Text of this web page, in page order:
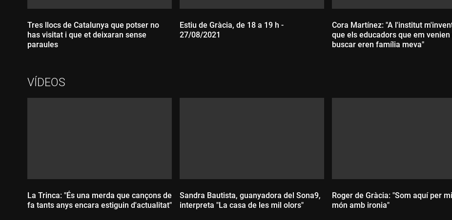
Tres llocs de Catalunya que potser no
has visitat i que et deixaran sense
paraules
Estiu de Gràcia, de 18 a 19 h -
27/08/2021
Cora Martínez: "A l'institut
que els educadors que em venien
buscar eren família meva"
VÍDEOS
La Trinca: "És una merda que cançons de
fa tants anys encara estiguin d'actualitat"
Sandra Bautista, guanyadora del Sona9,
interpreta "La casa de les mil olors"
Roger de Gràcia: "Som aquí per
món amb ironia"